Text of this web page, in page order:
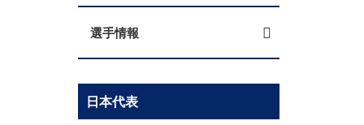
選手情報
日本代表